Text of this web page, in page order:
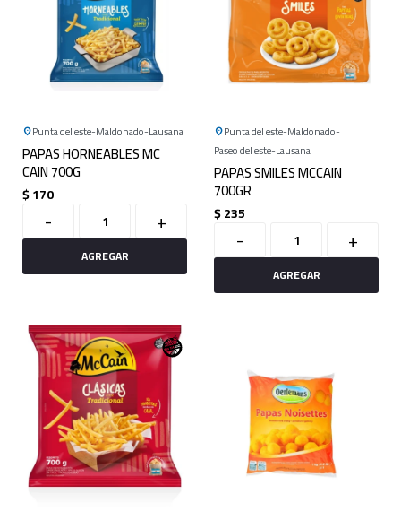
Punta del este Maldonado Lausana
PAPAS HORNEABLES MC
CAIN 700G
$170
- +
Punta del este Maldonado
Paseo del este Lausana
PAPAS SMILES MCCAIN
700GR
$235
- +